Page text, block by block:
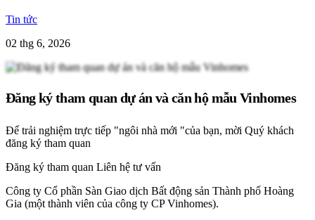
Tin tức
02 thg 6, 2026
Đăng ký tham quan dự án và căn hộ mẫu Vinhomes
Để trải nghiệm trực tiếp "ngôi nhà mới "của bạn, mời Quý khách
đăng ký tham quan
Đăng ký tham quan Liên hệ tư vấn
Công ty Cổ phần Sàn Giao dịch Bất động sản Thành phố Hoàng
Gia (một thành viên của công ty CP Vinhomes).